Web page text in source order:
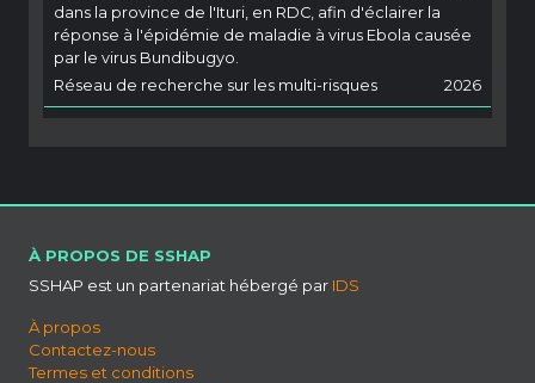
dans la province de l'Ituri, en RDC, afin d'éclairer la
réponse à l'épidémie de maladie à virus Ebola causée
par le virus Bundibugyo.
Réseau de recherche sur les multi-risques
2026
À PROPOS DE SSHAP
SSHAP est un partenariat hébergé par IDS
À propos
Contactez-nous
Termes et conditions